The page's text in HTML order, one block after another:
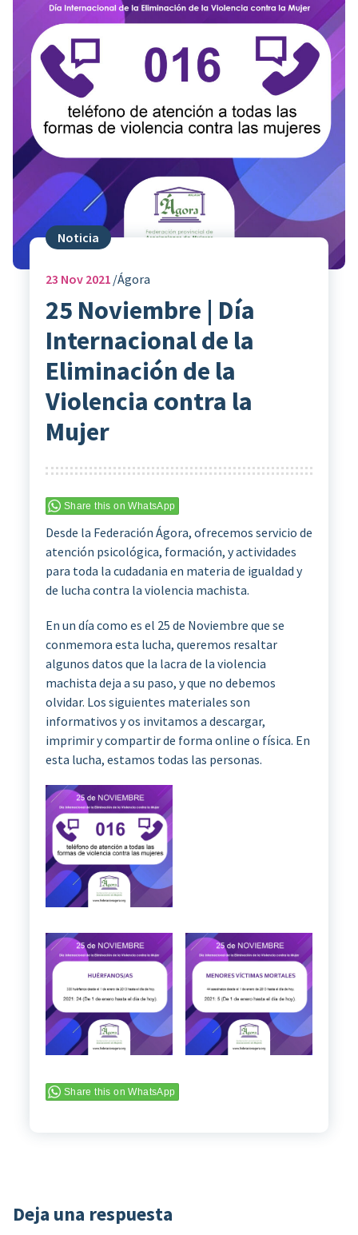
Noticia
23 Nov 2021 Ágora
25 Noviembre | Día
Internacional de la
Eliminación de la
Violencia contra la
Mujer
Share this on WhatsApp
Desde la Federación Ágora, ofrecemos servicio de
atención psicológica, formación, y actividades
para toda la cudadania en materia de igualdad y
de lucha contra la violencia machista.
En un día como es el 25 de Noviembre que se
conmemora esta lucha, queremos resaltar
algunos datos que la lacra de la violencia
machista deja a su paso, y que no debemos
olvidar. Los siguientes materiales son
informativos y os invitamos a descargar,
imprimir y compartir de forma online o física. En
esta lucha, estamos todas las personas.
Share this on WhatsApp
Deja una respuesta